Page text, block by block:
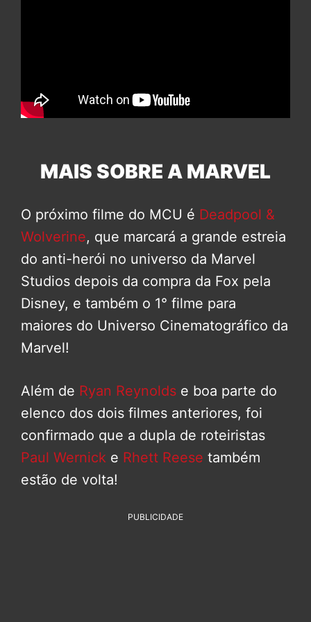
MAIS SOBRE A MARVEL
O próximo filme do MCU é Deadpool &
Wolverine, que marcará a grande estreia
do anti-herói no universo da Marvel
Studios depois da compra da Fox pela
Disney, e também o 1° filme para
maiores do Universo Cinematográfico da
Marvel!
Além de Ryan Reynolds e boa parte do
elenco dos dois filmes anteriores, foi
confirmado que a dupla de roteiristas
Paul Wernick e Rhett Reese também
estão de volta!
PUBLICIDADE